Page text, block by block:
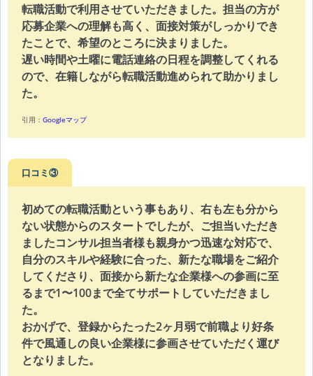
転職活動で利用させていただきました。担当の方が
応募企業への理解も高く、面接対策がしっかりでき
たことで、希望のところに決まりました。
遅い時間や土曜に電話連絡の日程を調整してくれる
ので、在籍しながら転職活動進められて助かりまし
た。
引用： Googleマップ
口コミ③
初めての転職活動という事もあり、右も左も分から
ない状態からのスタートでしたが、ご担当いただき
ましたコンサル担当者様も親身かつ迅速な対応で、
自分のスキルや経験に合った、新たな職場をご紹介
してくださり、面接から新たな企業様への参画に至
るまで1〜100まで全てサポートしていただきまし
た。
おかげで、登録からたった2ヶ月弱で前職より好条
件で風通しの良い企業様に参画させていただく運び
となりました。